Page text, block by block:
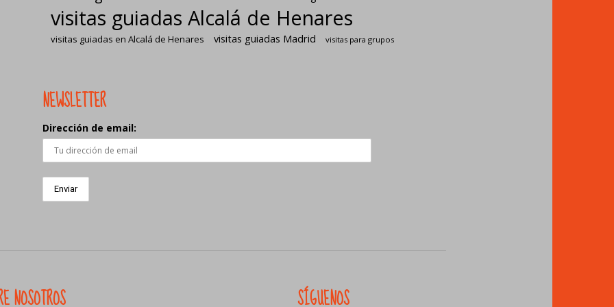
visitas guiadas Alcalá de Henares
visitas guiadas en Alcalá de Henares visitas guiadas Madrid visitas para grupos
NEWSLETTER
Dirección de email:
NOSOTROS SÍGUENOS